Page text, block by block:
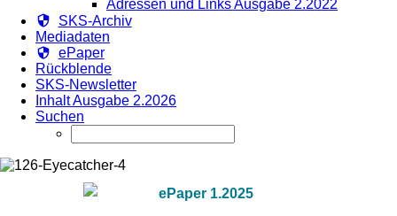
Adressen und Links Ausgabe 2.2022
SKS-Archiv
Mediadaten
ePaper
Rückblende
SKS-Newsletter
Inhalt Ausgabe 2.2026
Suchen